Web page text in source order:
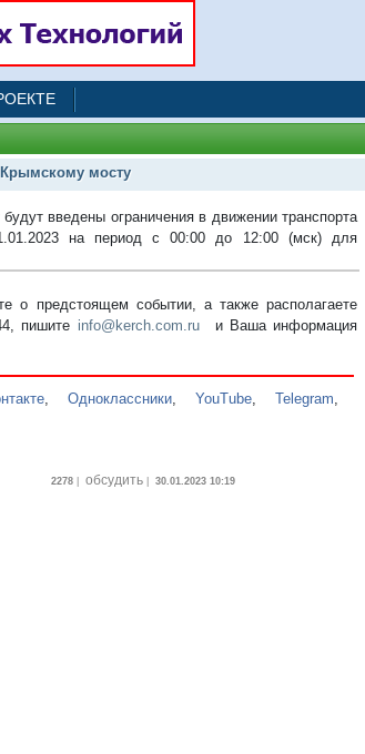
мосту
введены ограничения в движении транспорта
на период с 00:00 до 12:00 (мск) для
о предстоящем событии, а также располагаете
пишите info@kerch.com.ru и Ваша информация
Одноклассники ,YouTube ,Telegram
2278| обсудить| 30.01.2023 10:19